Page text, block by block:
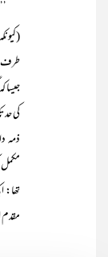
طرف
جیسا
کی
ذمہ
تھا:
مقدم